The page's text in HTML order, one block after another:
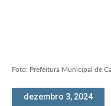
Foto: Prefeitura Municipal de
dezembro 3, 2024